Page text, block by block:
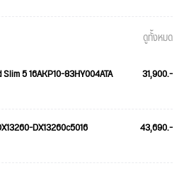
ดูทั้งหมด
5 16AKP10-83HY004ATA 31,900.-
DX13260c5016 43,690.-